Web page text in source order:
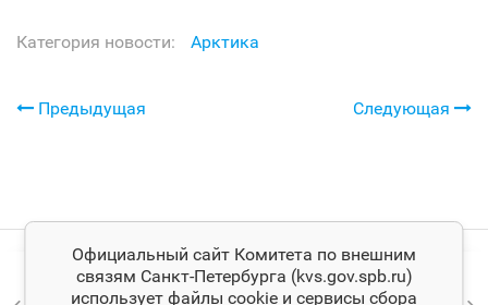
Категория новости: Арктика
Предыдущая Следующая
Официальный сайт Комитета по внешним
связям Санкт‑Петербурга (kvs.gov.spb.ru)
использует файлы cookie и сервисы сбора